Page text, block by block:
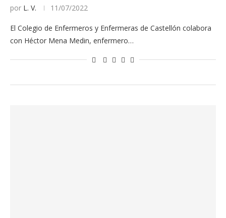
por L. V. 11/07/2022
El Colegio de Enfermeros y Enfermeras de Castellón colabora
con Héctor Mena Medin, enfermero…